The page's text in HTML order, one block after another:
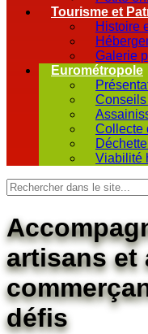
Tourisme et
Histoire
Galerie
Eurométropole
Collecte
Viabilité
artisans et
défis